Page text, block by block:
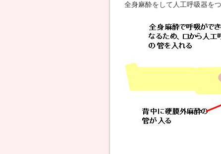
全身麻酔をして人工呼吸器を